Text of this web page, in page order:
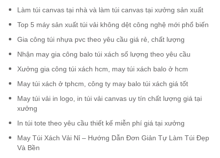
Làm túi canvas tại nhà và làm túi canvas tại xưởng sản xuất
Top 5 máy sản xuất túi vải không dệt công nghệ mới phổ biến
Gia công túi nhựa pvc theo yêu cầu giá rẻ, chất lượng
Nhận may gia công balo túi xách số lượng theo yêu cầu
Xưởng gia công túi xách hcm, may túi xách balo ở hcm
May túi xách ở tphcm, công ty may balo túi xách giá tốt
May túi vải in logo, in túi vải canvas uy tín chất lượng giá tại
xưởng
In túi tote theo yêu cầu thiết kế miễn phí giá tại xưởng
May Túi Xách Vải Nỉ – Hướng Dẫn Đơn Giản Tự Làm Túi Đẹp
Và Bền